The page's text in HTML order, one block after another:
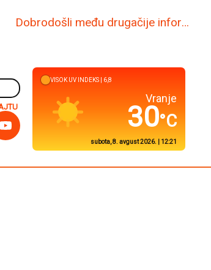
www.dabi.rs
VISOKUV INDEKS | 7,7
Kuršumlija
30°C
subota, 8. avgust 2026. | 12:21